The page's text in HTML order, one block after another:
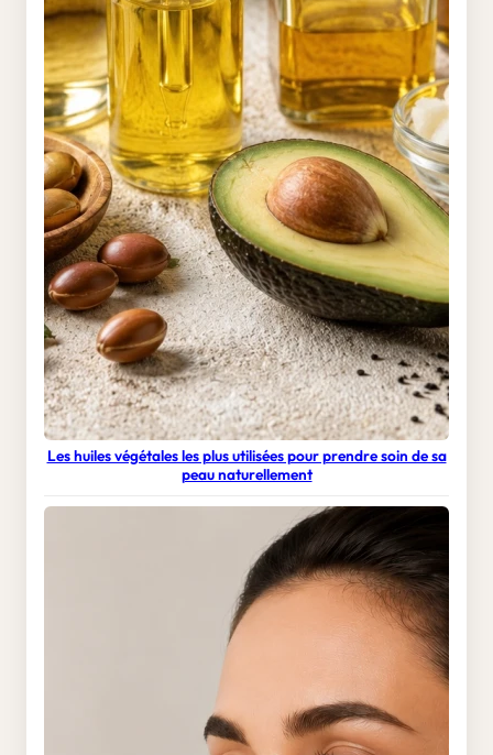
Les huiles végétales les plus utilisées pour prendre soin de sa
peau naturellement